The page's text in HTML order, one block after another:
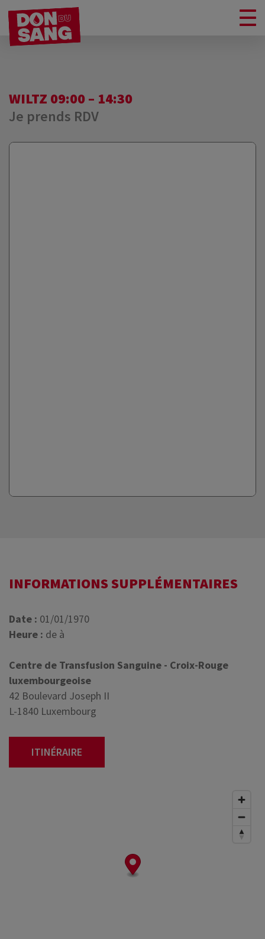
WILTZ 09:00 – 14:30
Je prends RDV
INFORMATIONS SUPPLÉMENTAIRES
Date : 01/01/1970
Heure : de à
Centre de Transfusion Sanguine - Croix-Rouge
luxembourgeoise
42 Boulevard Joseph II
L-1840 Luxembourg
ITINÉRAIRE